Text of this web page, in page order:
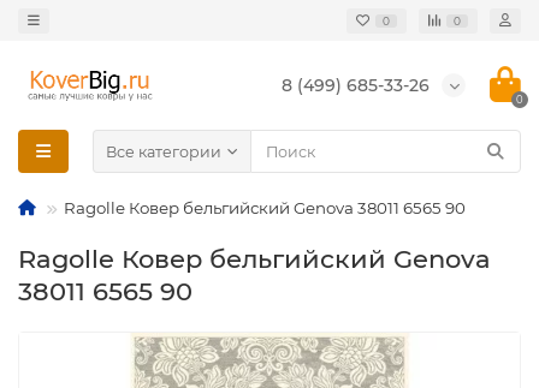
0 0
8 (499) 685-33-26
0
Все категории
Ragolle Ковер бельгийский Genova 38011 6565 90
Ragolle Ковер бельгийский Genova
38011 6565 90